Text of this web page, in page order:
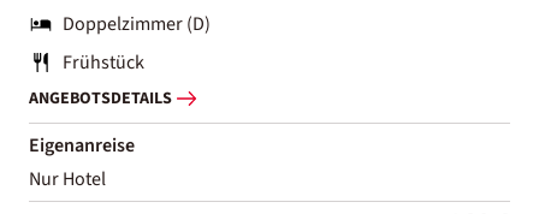
Doppelzimmer (D)
Frühstück
ANGEBOTSDETAILS
Eigenanreise
Nur Hotel